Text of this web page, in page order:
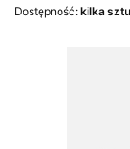
Dostępność: kilka